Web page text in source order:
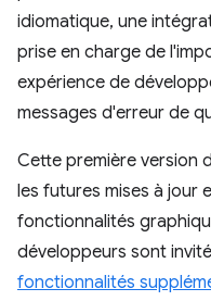
idiomatique, une
prise en charge de
expérience de
messages d'erreur de
Cette première version
les futures mises à jour
fonctionnalités
développeurs sont
fonctionnalités